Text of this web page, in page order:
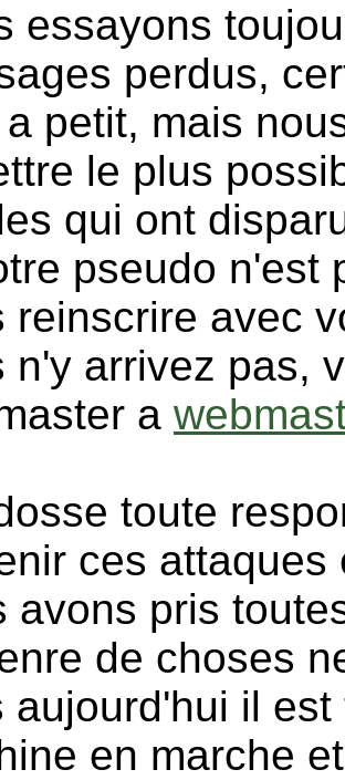
essayons
perdus,
petit, mais
le plus
qui ont
pseudo n'est
reinscrire avec
n'y arrivez pas,
a
toute
ces
avons pris
de choses
aujourd'hui il
en marche